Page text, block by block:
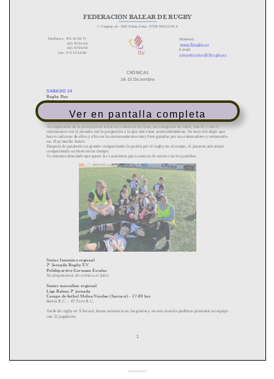
Ver en pantalla completa